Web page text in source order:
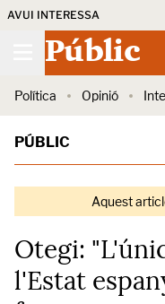
AVUI INTERESSA
Públic
Política Opinió
PÚBLIC
Aquest
Otegi:
l'Estat